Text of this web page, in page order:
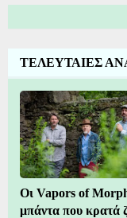
ΤΕΛΕΥΤΑΙΕΣ
Οι Vapors of
μπάντα που κρατά